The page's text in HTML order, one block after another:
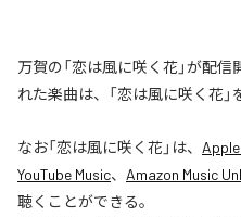
万賀の「恋は風に咲く花」が配
れた楽曲は、「恋は風に咲く花」
なお「恋は風に咲く花」は、
YouTube Music、 Amazon Music
聴くことができる。